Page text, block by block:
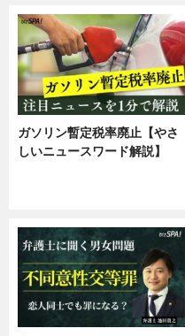
ガソリン暫定税率廃止【やさ
しいニュースワード解説】